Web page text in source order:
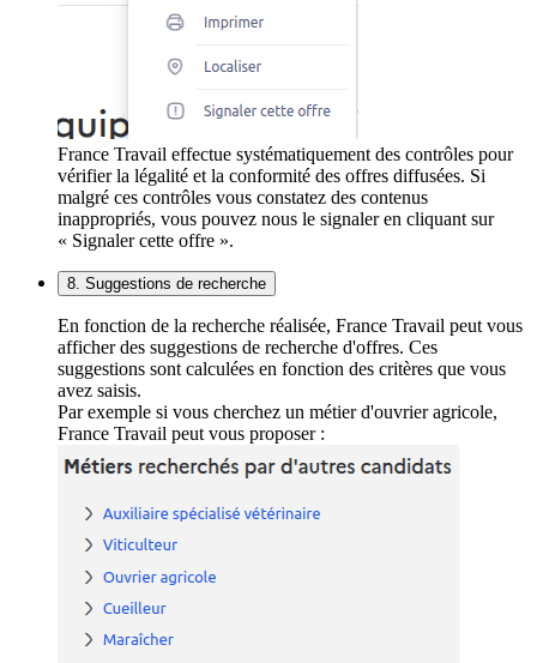
France Travail effectue systématiquement des contrôles pour
vérifier la légalité et la conformité des offres diffusées. Si
malgré ces contrôles vous constatez des contenus
inappropriés, vous pouvez nous le signaler en cliquant sur
« Signaler cette offre ».
8. Suggestions de recherche
En fonction de la recherche réalisée, France Travail peut vous
afficher des suggestions de recherche d'offres. Ces
suggestions sont calculées en fonction des critères que vous
avez saisis.
Par exemple si vous cherchez un métier d'ouvrier agricole,
France Travail peut vous proposer :